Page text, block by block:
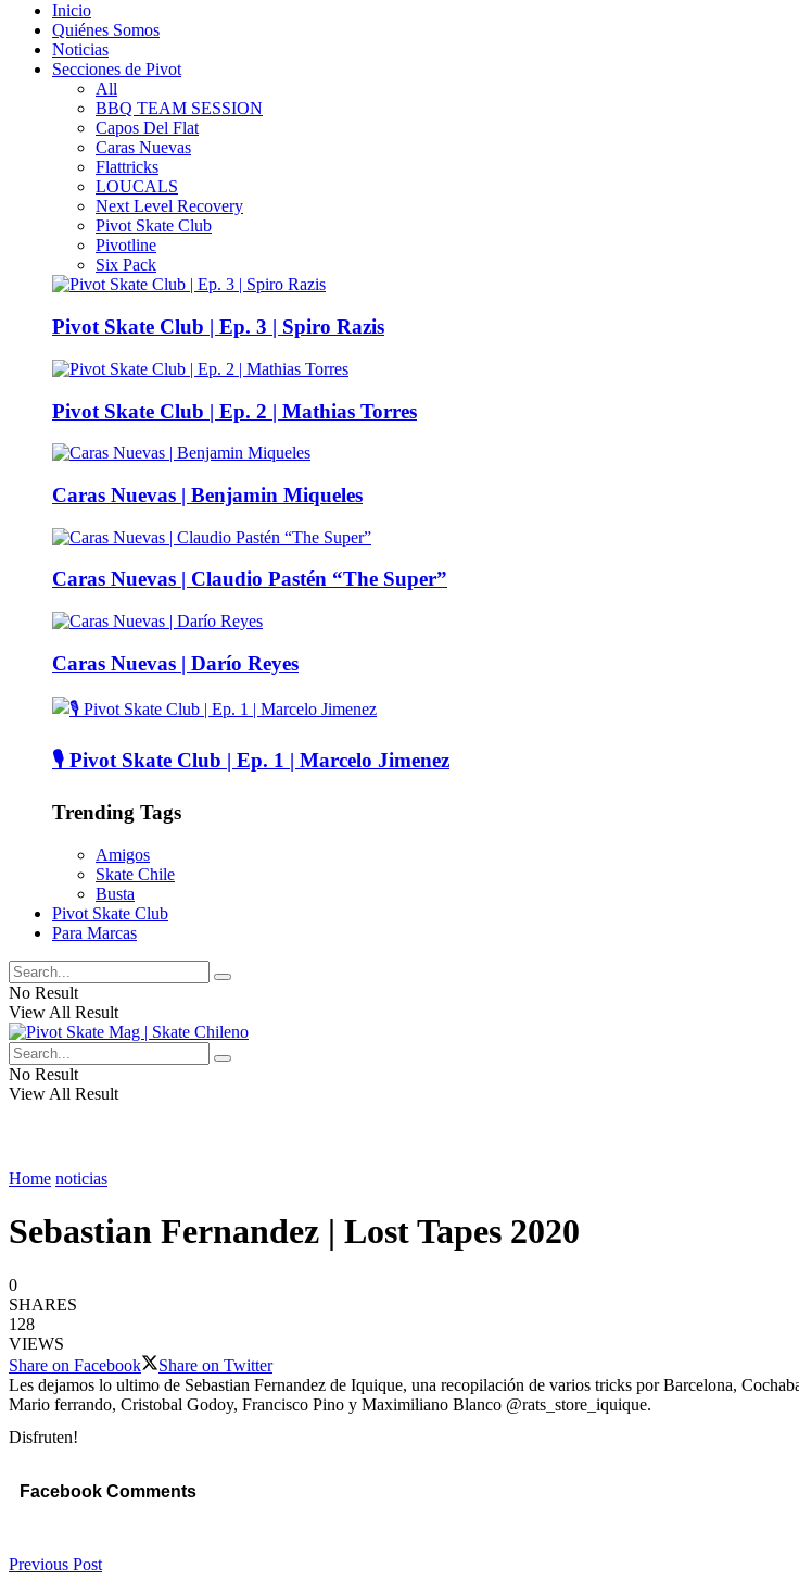
Inicio
Quiénes Somos
Noticias
Secciones de Pivot
All
BBQ TEAM SESSION
Capos Del Flat
Caras Nuevas
Flattricks
LOUCALS
Next Level Recovery
Pivot Skate Club
Pivotline
Six Pack
Pivot Skate Club | Ep. 3 | Spiro Razis
Pivot Skate Club | Ep. 2 | Mathias Torres
Caras Nuevas | Benjamin Miqueles
Caras Nuevas | Claudio Pastén “The Super”
Caras Nuevas | Darío Reyes
🎙️ Pivot Skate Club | Ep. 1 | Marcelo Jimenez
Trending Tags
Amigos
Skate Chile
Busta
Pivot Skate Club
Para Marcas
No Result
View All Result
No Result
View All Result
Home noticias
Sebastian Fernandez | Lost Tapes 2020
0
SHARES
128
VIEWS
Share on Facebook
Share on Twitter
Les dejamos lo ultimo de Sebastian Fernandez de Iquique, una recopilación de varios tricks por Barcelona,
Mario ferrando, Cristobal Godoy, Francisco Pino y Maximiliano Blanco @rats_store_iquique.
Disfruten!
Facebook Comments
Previous Post